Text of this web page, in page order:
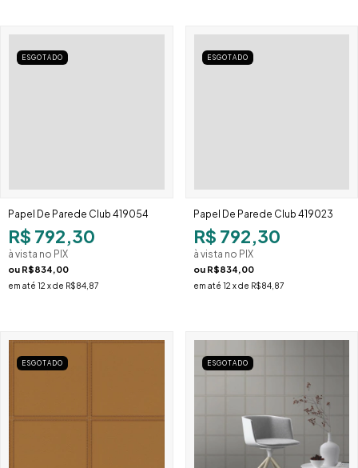
ESGOTADO
Papel De Parede Club 419054
R$ 792,30
à vista no PIX
ou R$834,00
em até 12 x de R$84,87
ESGOTADO
Papel De Parede Club 419023
R$ 792,30
à vista no PIX
ou R$834,00
em até 12 x de R$84,87
ESGOTADO ESGOTADO